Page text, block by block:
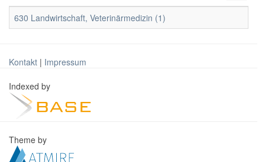
630 Landwirtschaft, Veterinärmedizin (1)
Kontakt | Impressum
Indexed by
Theme by